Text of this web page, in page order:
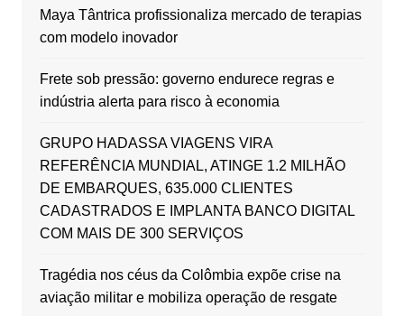
Maya Tântrica profissionaliza mercado de terapias
com modelo inovador
Frete sob pressão: governo endurece regras e
indústria alerta para risco à economia
GRUPO HADASSA VIAGENS VIRA
REFERÊNCIA MUNDIAL, ATINGE 1.2 MILHÃO
DE EMBARQUES, 635.000 CLIENTES
CADASTRADOS E IMPLANTA BANCO DIGITAL
COM MAIS DE 300 SERVIÇOS
Tragédia nos céus da Colômbia expõe crise na
aviação militar e mobiliza operação de resgate